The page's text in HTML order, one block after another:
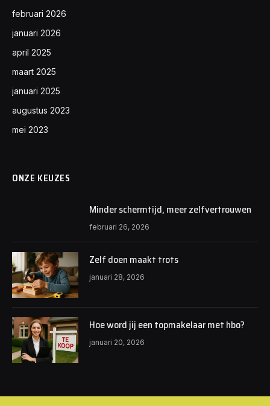
februari 2026
januari 2026
april 2025
maart 2025
januari 2025
augustus 2023
mei 2023
ONZE KEUZES
Minder schermtijd, meer zelfvertrouwen
februari 26, 2026
Zelf doen maakt trots
januari 28, 2026
Hoe word jij een topmakelaar met hbo?
januari 20, 2026